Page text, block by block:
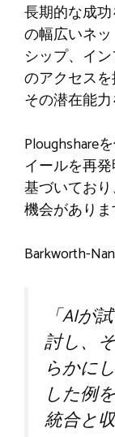
長期的な成
の幅広いネ
シップ、イ
のアクセス
その潜在能
Ploughshare
イールを再
基づいてお
機会がありま
Barkworth-
「AIが
討し、
らかに
した例
統合と